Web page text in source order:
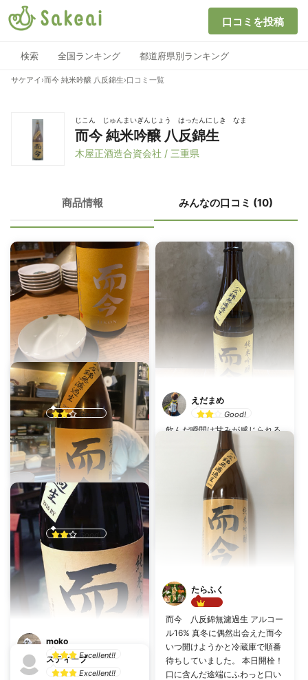
口コミを投稿
検索 全国ランキング 都道府県別ランキング
サケアイ ›而今 純米吟醸 八反錦生›口コミ一覧
じこん じゅんまいぎんじょう はったんにしき なま
而今 純米吟醸 八反錦生
木屋正酒造合資会社 / 三重県
商品情報 みんなの口コミ (10)
Mike
Good!
乾杯数：0
而今 純米吟醸 八反錦生
木屋正酒造合資会社（三重県）
えだまめ
Good!
飲んだ瞬間は甘みが感じられる
けど、後味はスッキリ飲めて飲
みやすい！貴重なお酒なのか、
酒屋さんの抽選でたまたま当た
ったけど、買って正解だった👍
投稿日：12月26日
而今 純米吟醸 八反錦生
木屋正酒造合資会社（三重県）
さ
乾杯数：0 投稿日：1月17日
而今 純米吟醸 八反錦生
木屋正酒造合資会社（三重県） たらふく
而今 八反錦無濾過生 アルコー
ル16% 真冬に偶然出会えた而今
いつ開けようかと冷蔵庫で順番
待ちしていました。 本日開栓！
口に含んだ途端にふわっと口い
moko
Excellent!!
而今らしいピチピチ感。 八反錦
スティーブ
Excellent!!